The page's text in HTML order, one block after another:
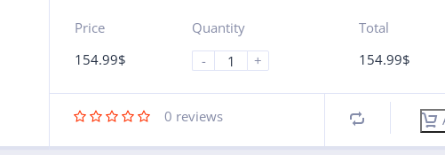
Price
154.99$
Quantity
-
+
Total
154.99$
0 reviews